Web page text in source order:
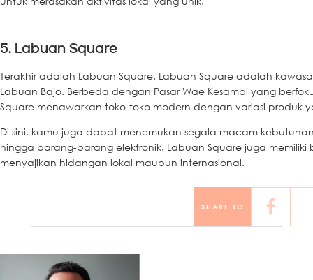
5. Labuan Square
Terakhir adalah Labuan Square. Labuan Square adalah
Labuan Bajo. Berbeda dengan Pasar Wae Kesambi yang
Square menawarkan toko-toko modern dengan variasi produk
Di sini, kamu juga dapat menemukan segala macam
hingga barang-barang elektronik. Labuan Square juga
menyajikan hidangan lokal maupun internasional.
SHARE TO